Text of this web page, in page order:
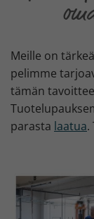
Meille on
pelimme
tämän
parasta laatua.